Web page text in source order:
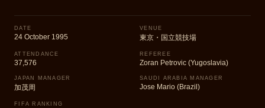
DATE
24 October 1995
VENUE
東京・国立競技場
ATTENDANCE
37,576
REFEREE
Zoran Petrovic (Yugoslavia)
JAPAN MANAGER
加茂周
SAUDI ARABIA MANAGER
Jose Mario (Brazil)
FIFA RANKING